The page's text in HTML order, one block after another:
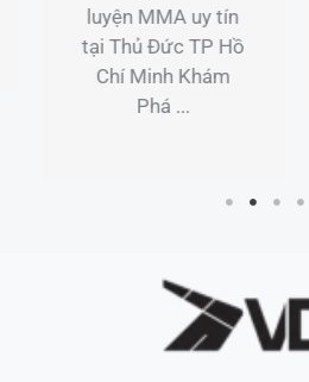
TP Hồ Chí Minh
Khám Phá Thế ...